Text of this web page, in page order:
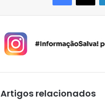
Artigos relacionados